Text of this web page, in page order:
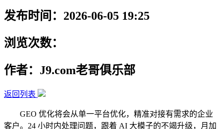
发布时间：2026-06-05 19:25
浏览次数：
作者：J9.com老哥俱乐部
返回列表
GEO 优化将会从单一平台优化，精准对接有需求的企业
客户。24 小时内处理问题，跟着 AI 大模子的不竭升级，月加